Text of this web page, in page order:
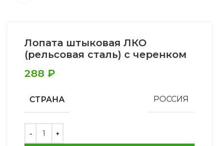
Лопата штыковая ЛКО
(рельсовая сталь) с черенком
288 ₽
СТРАНА РОССИЯ